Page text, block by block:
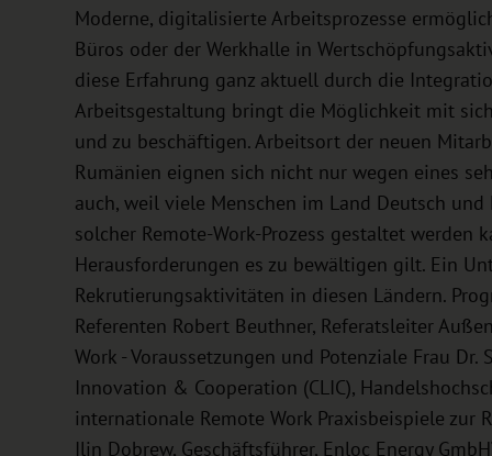
Moderne, digitalisierte Arbeitsprozesse
Büros oder der Werkhalle in
diese Erfahrung ganz aktuell durch die
Arbeitsgestaltung bringt die Möglichkeit mit
und zu beschäftigen. Arbeitsort der neuen
Rumänien eignen sich nicht nur wegen eines
auch, weil viele Menschen im Land Deutsch
solcher Remote-Work-Prozess gestaltet
Herausforderungen es zu bewältigen gilt. Ein
Rekrutierungsaktivitäten in diesen Ländern.
Referenten Robert Beuthner, Referatsleiter
Work - Voraussetzungen und Potenziale Frau
Innovation & Cooperation (CLIC),
internationale Remote Work Praxisbeispiele
Ilin Dobrew, Geschäftsführer, Enloc Energy